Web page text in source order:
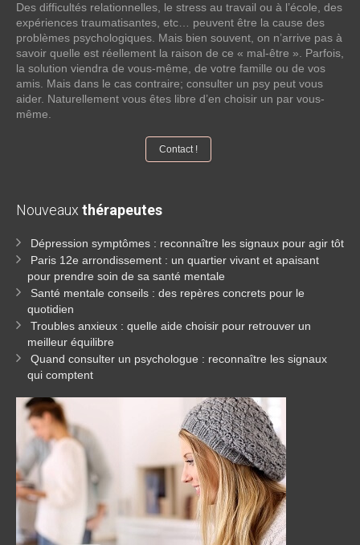
Des difficultés relationnelles, le stress au travail ou à l’école, des
expériences traumatisantes, etc… peuvent être la cause des
problèmes psychologiques. Mais bien souvent, on n’arrive pas à
savoir quelle est réellement la raison de ce « mal-être ». Parfois,
la solution viendra de vous-même, de votre famille ou de vos
amis. Mais dans le cas contraire; consulter un psy peut vous
aider. Naturellement vous êtes libre d’en choisir un par vous-
même.
Contact !
Nouveaux thérapeutes
Dépression symptômes : reconnaître les signaux pour agir tôt
Paris 12e arrondissement : un quartier vivant et apaisant
pour prendre soin de sa santé mentale
Santé mentale conseils : des repères concrets pour le
quotidien
Troubles anxieux : quelle aide choisir pour retrouver un
meilleur équilibre
Quand consulter un psychologue : reconnaître les signaux
qui comptent